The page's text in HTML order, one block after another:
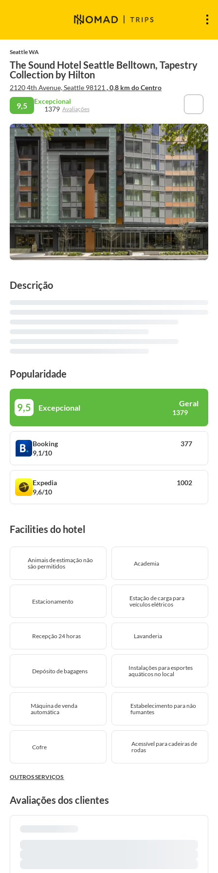
Seattle WA
The Sound Hotel Seattle Belltown, Tapestry
Collection by Hilton
2120 4th Avenue, Seattle 98121 , 0,8 km do Centro
9,5
Excepcional
1379 Avaliações
Descrição
Popularidade
9,5 Excepcional Geral
1379
Booking
9,1/10
377
Expedia
9,6/10
1002
Facilities do hotel
Animais de estimação não
são permitidos
Academia
Estacionamento
Estação de carga para
veículos elétricos
Recepção 24 horas Lavanderia
Depósito de bagagens
Instalações para esportes
aquáticos no local
Máquina de venda
automática
Estabelecimento para não
fumantes
Cofre
Acessível para cadeiras de
rodas
OUTROS SERVIÇOS
Avaliações dos clientes